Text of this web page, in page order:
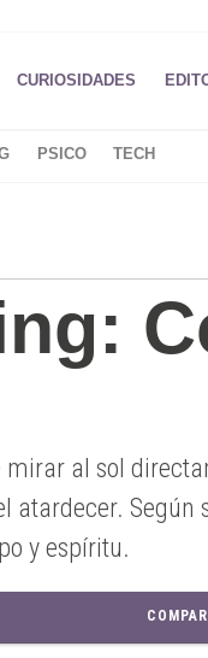
CURIOSIDADES
PSICO TECH
mirar al sol
atardecer. Según
y espíritu.